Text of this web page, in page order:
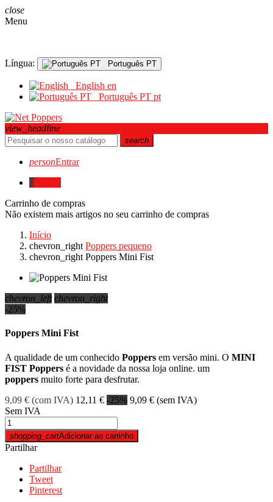
close
Menu
Língua: Português PT
English en
Português PT pt
view_headline
search
personEntrar
0
Carrinho de compras
Não existem mais artigos no seu carrinho de compras
Início
chevron_right Poppers pequeno
chevron_right Poppers Mini Fist
chevron_left chevron_right
-25%
Poppers Mini Fist
A qualidade de um conhecido Poppers em versão mini. O MINI
FIST Poppers é a novidade da nossa loja online. um
poppers muito forte para desfrutar.
9,09 € (com IVA) 12,11 € -25% 9,09 € (sem IVA)
Sem IVA
shopping_cartAdicionar ao carrinho
Partilhar
Partilhar
Tweet
Pinterest